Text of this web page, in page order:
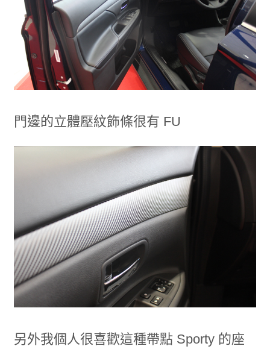
門邊的立體壓紋飾條很有 FU
另外我個人很喜歡這種帶點 Sporty 的座